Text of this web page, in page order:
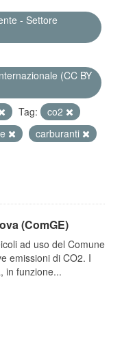
- Settore
(CC BY
Tag:
co2
carburanti
(ComGE)
ad uso del Comune
emissioni di CO2. I
in funzione...